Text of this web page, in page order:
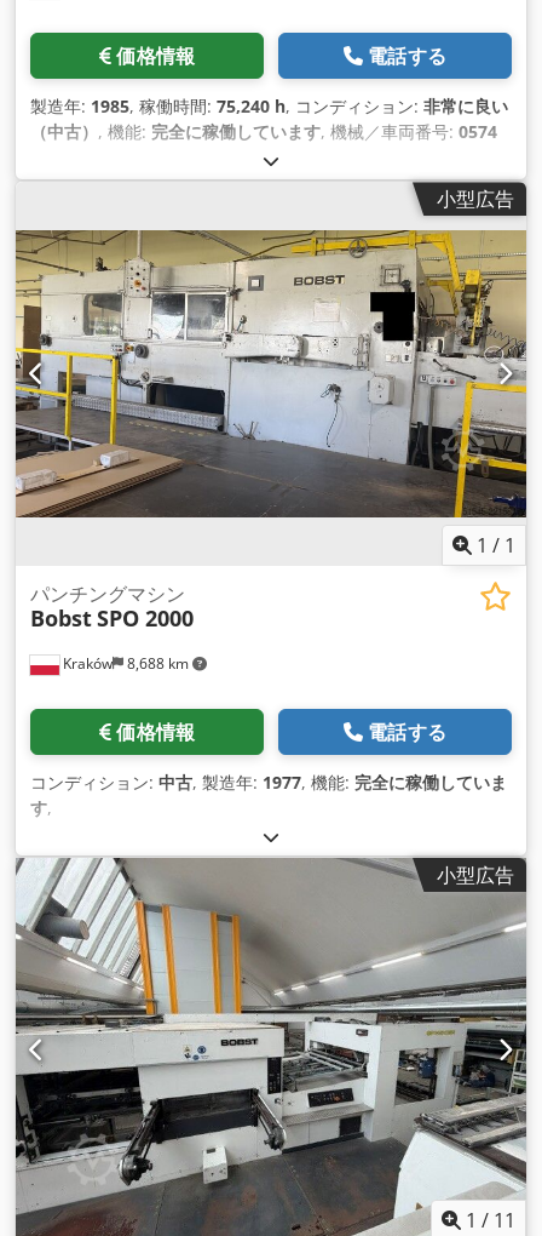
価格情報 電話する
製造年: 1985, 稼働時間: 75,240 h, コンディション: 非常に良い
（中古） , 機能: 完全に稼働しています, 機械／車両番号: 0574
小型広告
1 / 1
Kraków 8,688 km
パンチングマシン
BobstSPO 2000
価格情報 電話する
コンディション: 中古, 製造年: 1977, 機能: 完全に稼働していま
す,
小型広告
1 / 11